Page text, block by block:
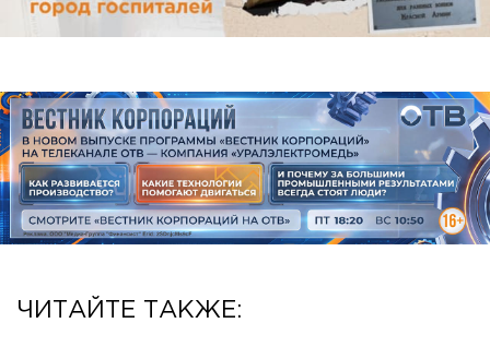
ЧИТАЙТЕ ТАКЖЕ: